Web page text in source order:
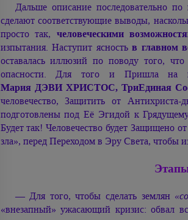
Дальше описание последовательно
сделают соответствующие выводы,
просто так, человеческими
изпытания. Наступит ясностьв главном
оставалась иллюзий по поводу того,
опасности. Для того и Пришла на
Мария ДЭВИ ХРИСТОС,ТриЕдиная
человечество, Защитить от
подготовлены под Её Эгидой к
Будет так! Человечество будет Защищено
зла», перед Переходом в Эру Света,
— Для того, чтобы сделать землян
«внезапный» ужасающий кризис: обвал